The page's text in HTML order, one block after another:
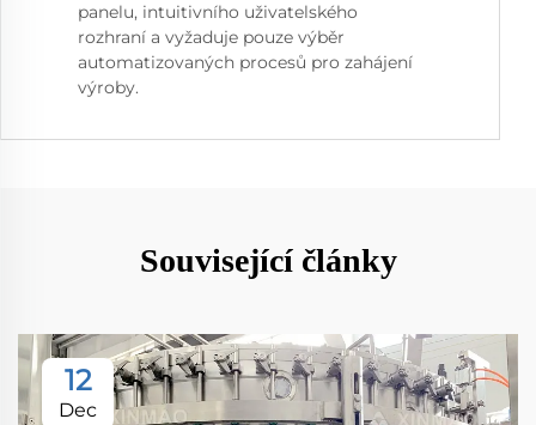
panelu, intuitivního uživatelského
rozhraní a vyžaduje pouze výběr
automatizovaných procesů pro zahájení
výroby.
Související články
12
Dec